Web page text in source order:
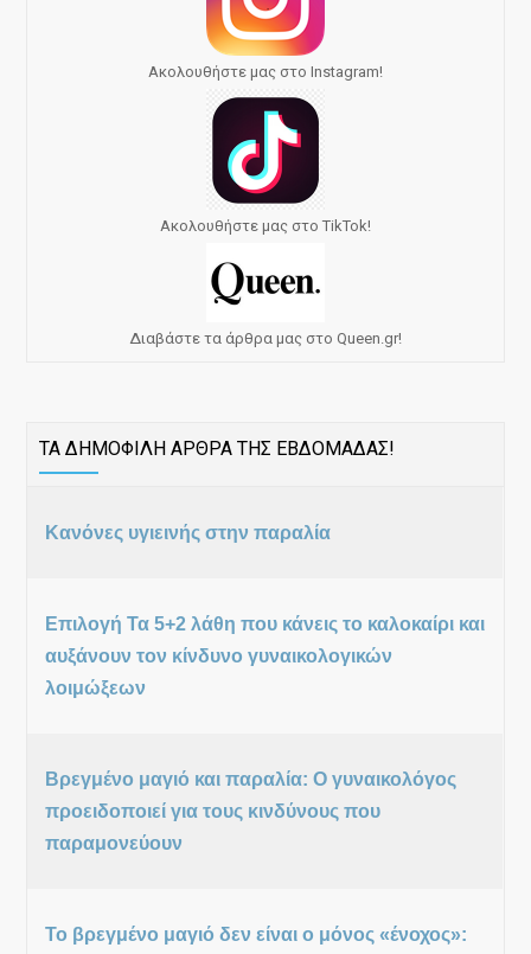
Ακολουθήστε μας στο Instagram!
Ακολουθήστε μας στο TikTok!
Διαβάστε τα άρθρα μας στο Queen.gr!
ΤΑ ΔΗΜΟΦΙΛΗ ΑΡΘΡΑ ΤΗΣ ΕΒΔΟΜΑΔΑΣ!
Κανόνες υγιεινής στην παραλία
Επιλογή Τα 5+2 λάθη που κάνεις το καλοκαίρι και
αυξάνουν τον κίνδυνο γυναικολογικών
λοιμώξεων
Βρεγμένο μαγιό και παραλία: Ο γυναικολόγος
προειδοποιεί για τους κινδύνους που
παραμονεύουν
Το βρεγμένο μαγιό δεν είναι ο μόνος «ένοχος»: